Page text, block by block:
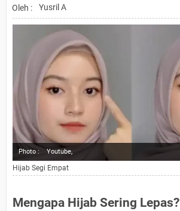
Oleh :
Yusril A
Photo : Youtube,
Hijab Segi Empat
Mengapa Hijab Sering Lepas?